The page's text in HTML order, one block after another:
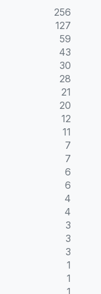
256
127
59
43
30
28
21
20
12
11
7
7
6
6
4
4
3
3
3
1
1
1